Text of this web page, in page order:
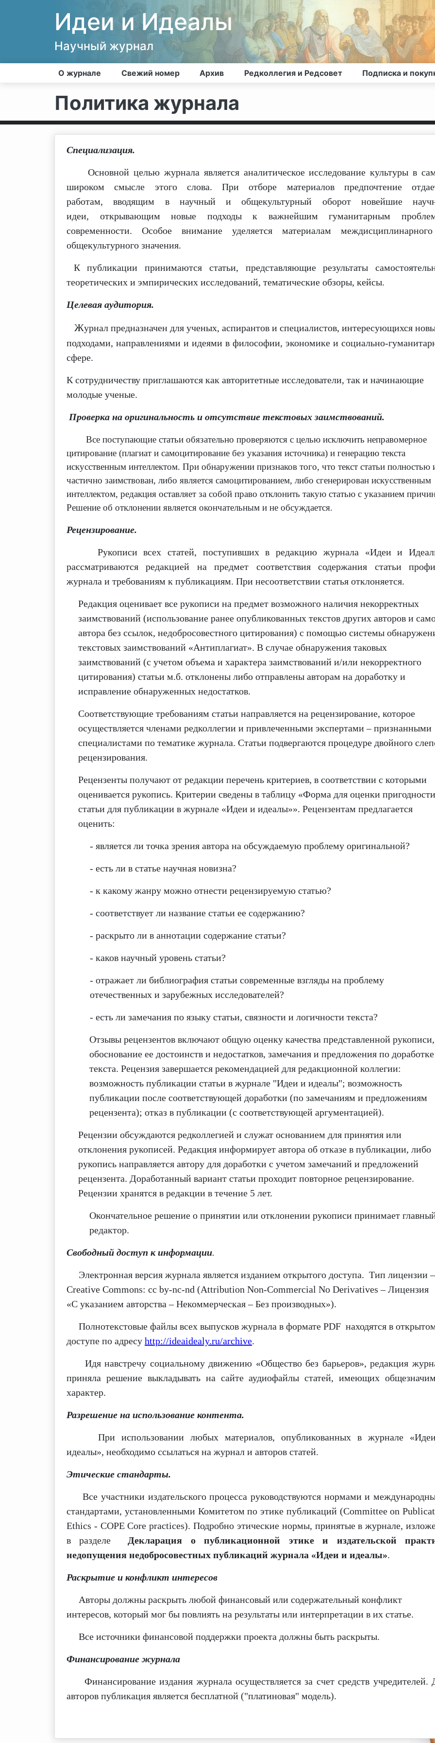
Идеи и Идеалы
Научный журнал
О журнале Свежий номер Архив Редколлегия и Редсовет Подписка и
Политика журнала
Специализация.
Основной целью журнала является аналитическое исследование культуры в
широком смысле этого слова. При отборе материалов предпочтение
работам, вводящим в научный и общекультурный оборот новейшие
идеи, открывающим новые подходы к важнейшим гуманитарным
современности. Особое внимание уделяется материалам
общекультурного значения.
К публикации принимаются статьи, представляющие результаты
теоретических и эмпирических исследований, тематические обзоры, кейсы.
Целевая аудитория.
Журнал предназначен для ученых, аспирантов и специалистов, интересующихся
подходами, направлениями и идеями в философии, экономике и социально-
сфере.
К сотрудничеству приглашаются как авторитетные исследователи, так и начинающие
молодые ученые.
Проверка на оригинальность и отсутствие текстовых заимствований.
Все поступающие статьи обязательно проверяются с целью исключить неправомерное
цитирование (плагиат и самоцитирование без указания источника) и генерацию текста
искусственным интеллектом. При обнаружении признаков того, что текст статьи полностью
частично заимствован, либо является самоцитированием, либо сгенерирован искусственным
интеллектом, редакция оставляет за собой право отклонить такую статью с указанием
Решение об отклонении является окончательным и не обсуждается.
Рецензирование.
Рукописи всех статей, поступивших в редакцию журнала «Идеи и
рассматриваются редакцией на предмет соответствия содержания статьи
журнала и требованиям к публикациям. При несоответствии статья отклоняется.
Редакция оценивает все рукописи на предмет возможного наличия некорректных
заимствований (использование ранее опубликованных текстов других авторов и
автора без ссылок, недобросовестного цитирования) с помощью системы
текстовых заимствований «Антиплагиат». В случае обнаружения таковых
заимствований (с учетом объема и характера заимствований и/или некорректного
цитирования) статьи м.б. отклонены либо отправлены авторам на доработку и
исправление обнаруженных недостатков.
Соответствующие требованиям статьи направляется на рецензирование, которое
осуществляется членами редколлегии и привлеченными экспертами – признанными
специалистами по тематике журнала. Статьи подвергаются процедуре двойного
рецензирования.
Рецензенты получают от редакции перечень критериев, в соответствии с которыми
оценивается рукопись. Критерии сведены в таблицу «Форма для оценки пригодности
статьи для публикации в журнале «Идеи и идеалы»». Рецензентам предлагается
оценить:
- является ли точка зрения автора на обсуждаемую проблему оригинальной?
- есть ли в статье научная новизна?
- к какому жанру можно отнести рецензируемую статью?
- соответствует ли название статьи ее содержанию?
- раскрыто ли в аннотации содержание статьи?
- каков научный уровень статьи?
- отражает ли библиография статьи современные взгляды на проблему
отечественных и зарубежных исследователей?
- есть ли замечания по языку статьи, связности и логичности текста?
Отзывы рецензентов включают общую оценку качества представленной рукописи,
обоснование ее достоинств и недостатков, замечания и предложения по доработке
текста. Рецензия завершается рекомендацией для редакционной коллегии:
возможность публикации статьи в журнале "Идеи и идеалы"; возможность
публикации после соответствующей доработки (по замечаниям и предложениям
рецензента); отказ в публикации (с соответствующей аргументацией).
Рецензии обсуждаются редколлегией и служат основанием для принятия или
отклонения рукописей. Редакция информирует автора об отказе в публикации, либо
рукопись направляется автору для доработки с учетом замечаний и предложений
рецензента. Доработанный вариант статьи проходит повторное рецензирование.
Рецензии хранятся в редакции в течение 5 лет.
Окончательное решение о принятии или отклонении рукописи принимает
редактор.
Свободный доступ к информации.
Электронная версия журнала является изданием открытого доступа. Тип лицензии –
Creative Commons: cc by-nc-nd (Attribution Non-Commercial No Derivatives – Лицензия
«С указанием авторства – Некоммерческая – Без производных»).
Полнотекстовые файлы всех выпусков журнала в формате PDF находятся в
доступе по адресу http://ideaidealy.ru/archive.
Идя навстречу социальному движению «Общество без барьеров», редакция
приняла решение выкладывать на сайте аудиофайлы статей, имеющих
характер.
Разрешение на использование контента.
При использовании любых материалов, опубликованных в журнале
идеалы», необходимо ссылаться на журнал и авторов статей.
Этические стандарты.
Все участники издательского процесса руководствуются нормами и
стандартами, установленными Комитетом по этике публикаций (Committee on
Ethics - COPECore practices). Подробно этические нормы, принятые в журнале,
в разделе
Декларация о публикационной этике и издательской
недопущения недобросовестных публикаций журнала «Идеи и идеалы».
Раскрытие и конфликт интересов
Авторы должны раскрыть любой финансовый или содержательный конфликт
интересов, который мог бы повлиять на результаты или интерпретации в их статье.
Все источники финансовой поддержки проекта должны быть раскрыты.
Финансирование журнала
Финансирование издания журнала осуществляется за счет средств учредителей.
авторов публикация является бесплатной ("платиновая" модель).